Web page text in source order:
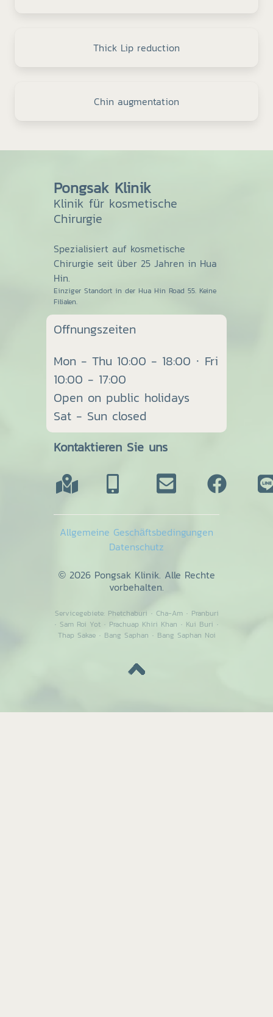
Thick Lip reduction
Chin augmentation
Pongsak Klinik
Klinik für kosmetische
Chirurgie
Spezialisiert auf kosmetische
Chirurgie seit über 25 Jahren in Hua
Hin.
Einziger Standort in der Hua Hin Road 55. Keine
Filialen.
Offnungszeiten
Mon - Thu 10:00 - 18:00 · Fri
10:00 - 17:00
Open on public holidays
Sat - Sun closed
Kontaktieren Sie uns
Allgemeine Geschäftsbedingungen
Datenschutz
© 2026 Pongsak Klinik. Alle Rechte
vorbehalten.
Servicegebiete: Phetchaburi · Cha-Am· Pranburi
· Sam Roi Yot · Prachuap Khiri Khan · Kui Buri ·
Thap Sakae· Bang Saphan · Bang Saphan Noi